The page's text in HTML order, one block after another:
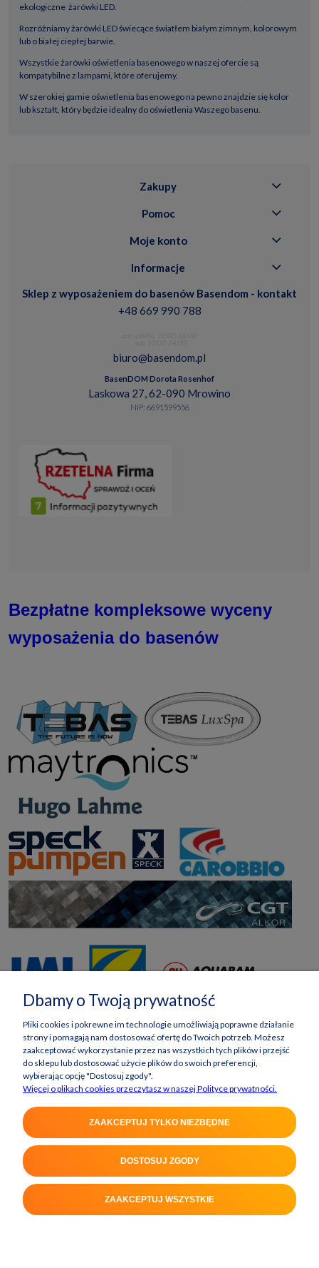
ekologiczne żarówki LED.
Rozróżniamy żarówki LED świecące światłem białym zimnym, kolorowym
lub o białej ciepłej barwie.
Wszystkie żarówki oświetlenia basenowego w naszej ofercie są
kompatybilne z lampami, które oferujemy.
W szerokiej gamie oświetlenia basenowego na pewno znajdzie się kolor
lub kształt, który będzie idealny do oświetlenia Waszego basenu.
Zakupy
Pomoc
Moje konto
Informacje
Sklep z wyposażeniem do basenów Basendom - kontakt
+48 669 990 788
biuro@basendom.pl
BasenDOM Dorota Rosenhof
Laskowa 27, 62-090 Mrowino
NIP: 6691599556
Bezpłatne kompleksowe wyceny
wyposażenia do basenów
POKAŻ PEŁNĄ WERSJĘ STRONY
Sklep internetowy Shoper Premium
Dbamy o Twoją prywatność
Pliki cookies i pokrewne im technologie umożliwiają poprawne działanie
strony i pomagają nam dostosować ofertę do Twoich potrzeb. Możesz
zaakceptować wykorzystanie przez nas wszystkich tych plików i przejść
do sklepu lub dostosować użycie plików do swoich preferencji,
wybierając opcję "Dostosuj zgody".
Więcej o plikach cookies przeczytasz w naszej Polityce prywatności.
ZAAKCEPTUJ TYLKO NIEZBĘDNE
DOSTOSUJ ZGODY
ZAAKCEPTUJ WSZYSTKIE